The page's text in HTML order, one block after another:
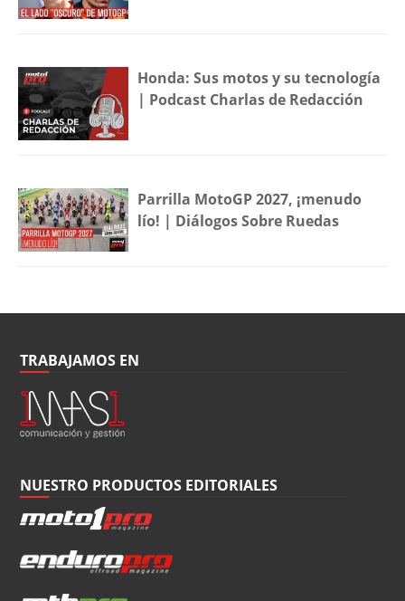
Honda: Sus motos y su tecnología
| Podcast Charlas de Redacción
Parrilla MotoGP 2027, ¡menudo
lío! | Diálogos Sobre Ruedas
TRABAJAMOS EN
NUESTRO PRODUCTOS EDITORIALES